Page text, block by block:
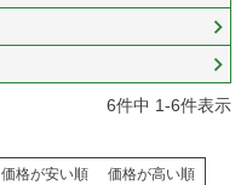
6件中 1-6件表示
価格が安い順 価格が高い順